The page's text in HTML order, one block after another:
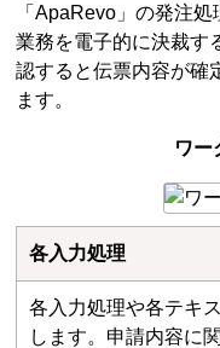
「ApaRevo」の発注
業務を電子的に決裁す
認すると伝票内容が確
ます。
ワー
各入力処理
各入力処理や各テキ
します。申請内容に